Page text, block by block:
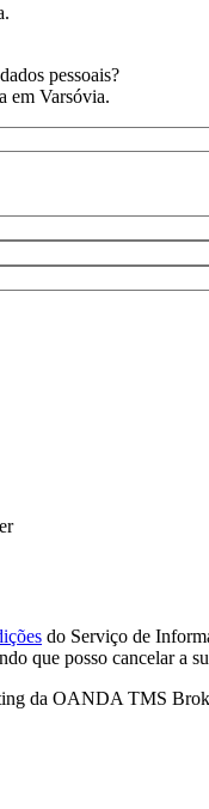
pessoais?
em Varsóvia.
do Serviço de
que posso cancelar a
da OANDA TMS